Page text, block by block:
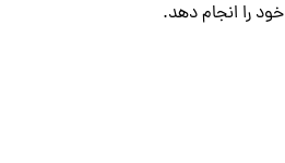
را انجام دهد.